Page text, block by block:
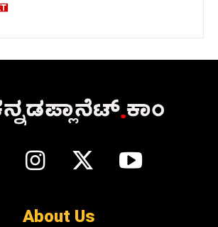
About Us